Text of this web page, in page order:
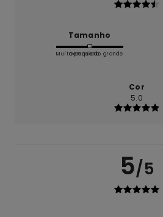
Tamanho
Muito pequeno
Demasiado grande
Cor
5.0
5/5